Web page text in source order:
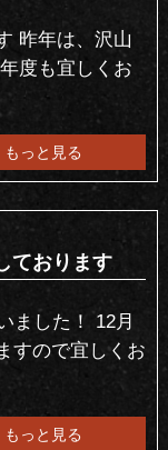
昨年は、沢山
度も宜しくお
もっと見る
ております
ました！ 12月
すので宜しくお
もっと見る